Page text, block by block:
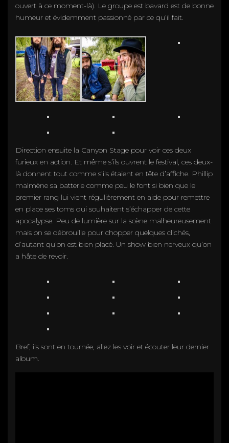
ouvert à ce moment-là). Le groupe est bavard est de bonne
humeur et évidemment passionné par ce qu’il fait.
Direction ensuite la Canyon Stage pour voir ces deux
furieux en action. Et même s’ils ouvrent le festival, ces deux-
là donnent tout comme s’ils étaient en tête d’affiche. Phillip
malmène sa batterie comme peu le font si bien que le
premier rang lui vient régulièrement en aide pour remettre
en place ses toms qui souhaitent s’échapper de cette
apocalypse. Peu de lumière sur la scène malheureusement
mais on se débrouille pour chopper quelques clichés,
d’autant qu’on est bien placé. Un show bien nerveux qu’on
a hâte de revoir.
Bref, ils sont en tournée, allez les voir et écouter leur dernier
album.